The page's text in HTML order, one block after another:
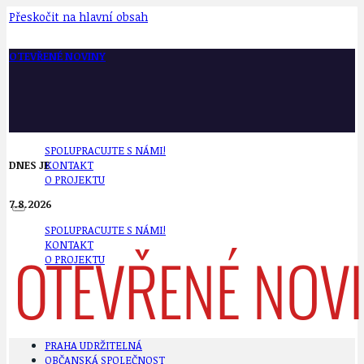
Přeskočit na hlavní obsah
OTEVŘENÉ NOVINY
SPOLUPRACUJTE S NÁMI!
KONTAKT
O PROJEKTU
SPOLUPRACUJTE S NÁMI!
KONTAKT
O PROJEKTU
DNES JE
7.8.2026
PRAHA UDRŽITELNÁ
OBČANSKÁ SPOLEČNOST